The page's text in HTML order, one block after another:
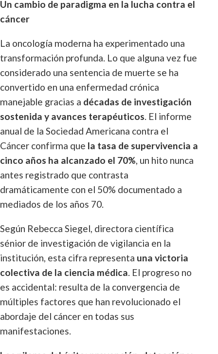
Un cambio de paradigma en la lucha contra el
cáncer
La oncología moderna ha experimentado una
transformación profunda. Lo que alguna vez fue
considerado una sentencia de muerte se ha
convertido en una enfermedad crónica
manejable gracias a décadas de investigación
sostenida y avances terapéuticos. El informe
anual de la Sociedad Americana contra el
Cáncer confirma que la tasa de supervivencia a
cinco años ha alcanzado el 70%, un hito nunca
antes registrado que contrasta
dramáticamente con el 50% documentado a
mediados de los años 70.
Según Rebecca Siegel, directora científica
sénior de investigación de vigilancia en la
institución, esta cifra representa una victoria
colectiva de la ciencia médica. El progreso no
es accidental: resulta de la convergencia de
múltiples factores que han revolucionado el
abordaje del cáncer en todas sus
manifestaciones.